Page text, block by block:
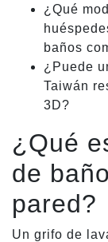
¿Qué
baños
¿Puede
Taiwán
3D?
¿Qué
de
pared?
Un grifo de